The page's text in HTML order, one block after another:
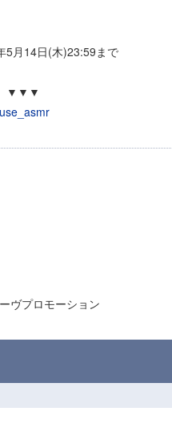
5月14日(木)23:59まで
▼▼▼
ヴプロモーション